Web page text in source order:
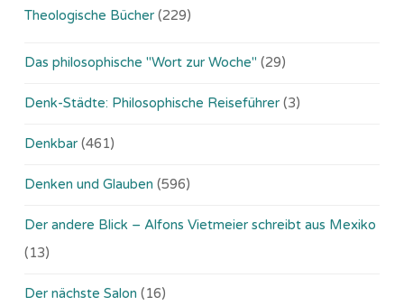
Theologische Bücher (229)
Das philosophische "Wort zur Woche" (29)
Denk-Städte: Philosophische Reiseführer (3)
Denkbar (461)
Denken und Glauben (596)
Der andere Blick – Alfons Vietmeier schreibt aus Mexiko
(13)
Der nächste Salon (16)